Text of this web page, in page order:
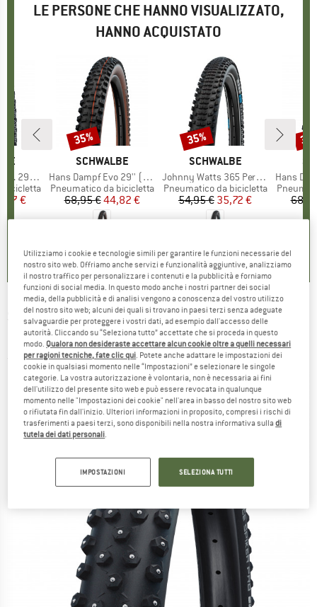
LE PERSONE CHE HANNO VISUALIZZATO,
HANNO ACQUISTATO
FB
bicicletta
ridotto
€
MARCHIO
SCHWALBE
Articolo
Hans Dampf Evo 29'' (60-622) Super Trail TLE
Gruppo di prodotti
Pneumatico da bicicletta
Prezzo
68,95 €Prezzo ridotto
44,82 €
Sconto
35%
MARCHIO
SCHWALBE
Articolo
Johnny Watts 365 Perf 29'' (60-622) DD RaceGuard
Gruppo di prodotti
Pneumatico da bicicletta
Prezzo
54,95 € Prezzo ridotto
35,72 €
Sconto
35%
Articolo
Hans Dampf Evo
Gruppo
SCHWALBE -Ice Spiker Pro Perf. 27,5'' (65-
584) Raceguard FB - Pneumatico da bicicletta
(0)
Utilizziamo i cookie e tecnologie simili per garantire le funzioni necessarie del
nostro sito web. Offriamo anche servizi e funzionalità aggiuntive, analizziamo
il nostro traffico per personalizzare i contenuti e la pubblicità e forniamo
funzioni di social media. In questo modo anche i nostri partner dei social
media, della pubblicità e di analisi vengono a conoscenza del vostro utilizzo
del nostro sito web; alcuni dei quali si trovano in paesi terzi senza adeguate
salvaguardie per proteggere i vostri dati, ad esempio dall'accesso delle
autorità. Cliccando su “Seleziona tutto” accettate che si proceda in questo
modo. Qualora non desideraste accettare alcun cookie oltre a quelli necessari
per ragioni tecniche, fate clic qui. Potete anche adattare le impostazioni dei
cookie in qualsiasi momento nelle “Impostazioni” e selezionare le singole
categorie. La vostra autorizzazione è volontaria, non è necessaria ai fini
dell'utilizzo del presente sito web e può essere revocata in qualunque
momento nelle "Impostazioni dei cookie" nell'area in basso del nostro sito web
o rifiutata fin dall'inizio. Ulteriori informazioni in proposito, compresi i rischi di
trasferimenti a paesi terzi, sono disponibili nella nostra informativa sulladi
tutela dei dati personali.
IMPOSTAZIONI SELEZIONA TUTTI